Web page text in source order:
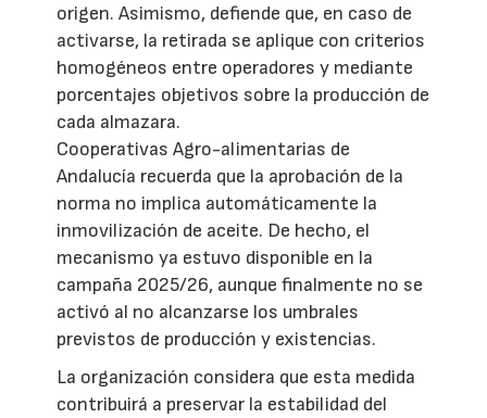
origen. Asimismo, defiende que, en caso de
activarse, la retirada se aplique con criterios
homogéneos entre operadores y mediante
porcentajes objetivos sobre la producción de
cada almazara.
Cooperativas Agro-alimentarias de
Andalucía recuerda que la aprobación de la
norma no implica automáticamente la
inmovilización de aceite. De hecho, el
mecanismo ya estuvo disponible en la
campaña 2025/26, aunque finalmente no se
activó al no alcanzarse los umbrales
previstos de producción y existencias.
La organización considera que esta medida
contribuirá a preservar la estabilidad del